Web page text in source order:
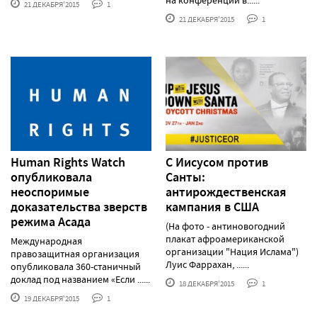
21 ДЕКАБРЯ'2015 1
21 ДЕКАБРЯ'2015 1
Human Rights Watch
опубликовала
неоспоримые
доказательства зверств
режима Асада
Международная
правозащитная организация
опубликовала 360-станичный
доклад под названием «Если ......
19 ДЕКАБРЯ'2015 1
С Иисусом против
Санты:
антирождественская
кампания в США
(На фото - антиновогодний
плакат афроамериканской
организации "Нация Ислама")
Луис Фаррахан, ......
18 ДЕКАБРЯ'2015 1